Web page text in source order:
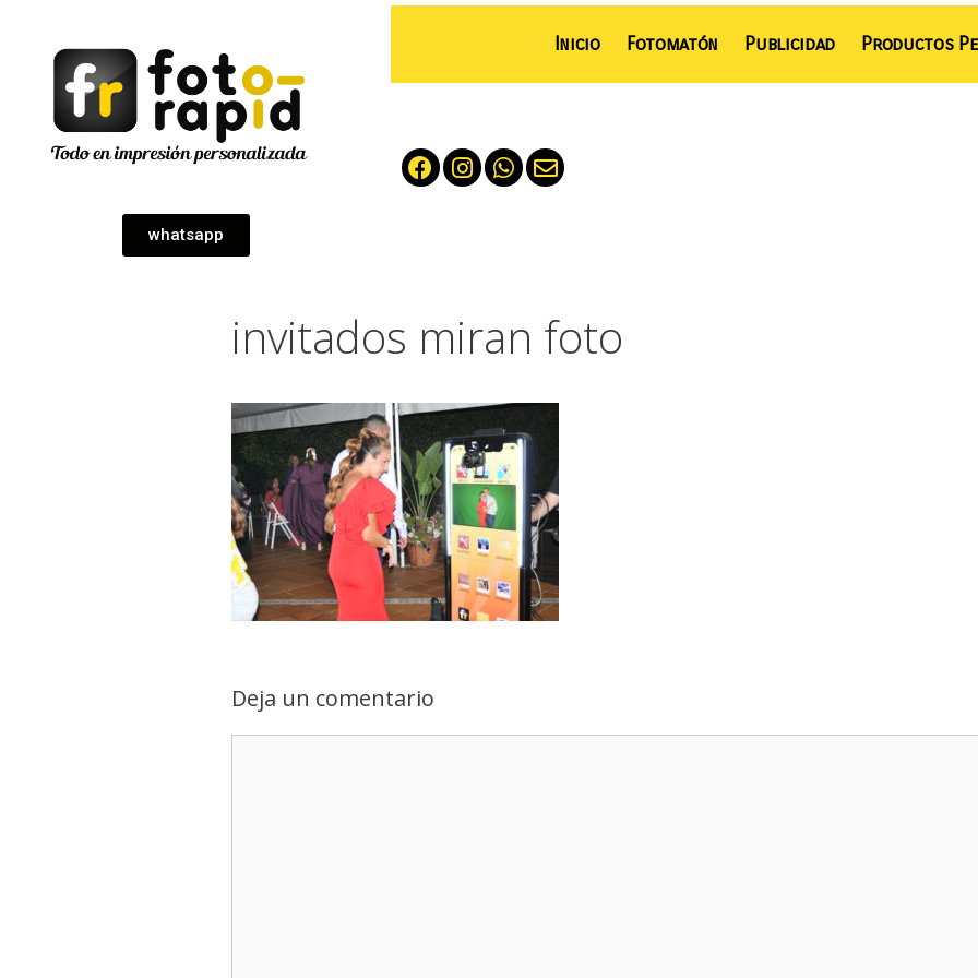
Inicio Fotomatón Publicidad Productos
whatsapp
invitados miran foto
Deja un comentario